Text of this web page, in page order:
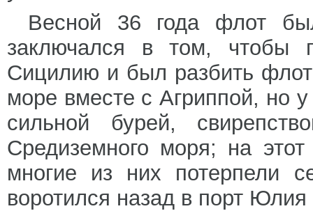
Весной 36 года флот
заключался в том, чтобы
Сицилию и был разбить
море вместе с Агриппой, но
сильной бурей,
Средиземного моря; на
многие из них потерпели
воротился назад в порт